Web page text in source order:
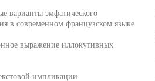
варианты эмфатического
в современном французском языке
выражение иллокутивных
импликации